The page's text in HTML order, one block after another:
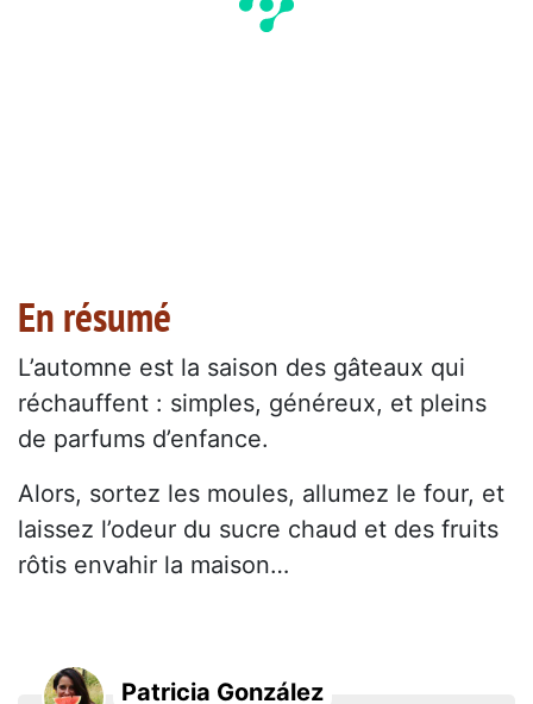
En résumé
L’automne est la saison des gâteaux qui
réchauffent : simples, généreux, et pleins
de parfums d’enfance.
Alors, sortez les moules, allumez le four, et
laissez l’odeur du sucre chaud et des fruits
rôtis envahir la maison…
Patricia González